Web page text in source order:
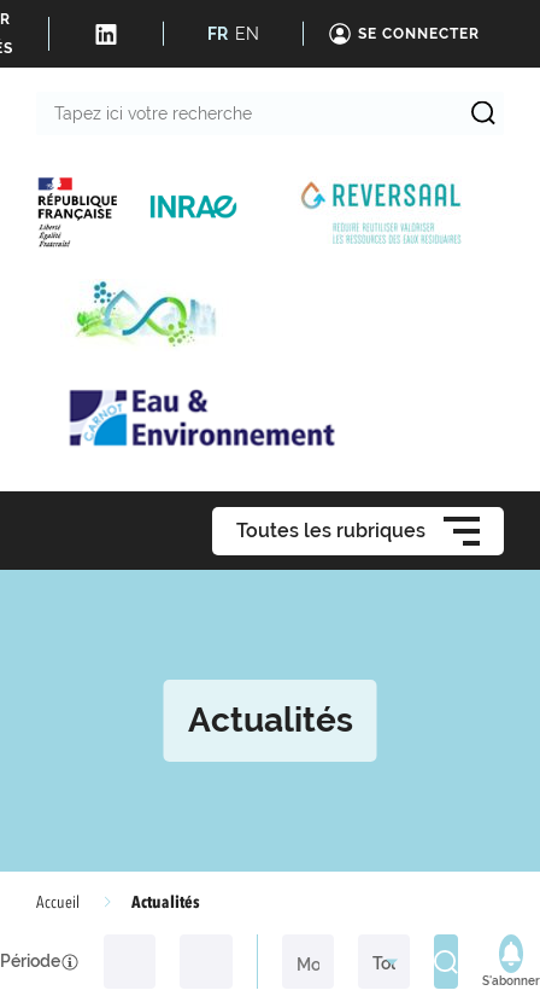
FR EN SE CONNECTER
Toutes les rubriques
Actualités
Accueil Actualités
Période
S'abonner